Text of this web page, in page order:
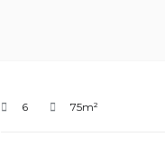
6 75m²